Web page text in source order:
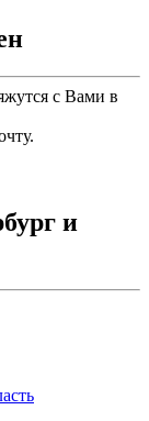
с Вами в
и